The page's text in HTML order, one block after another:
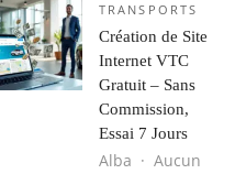
TRANSPORTS
Création de Site
Internet VTC
Gratuit – Sans
Commission,
Essai 7 Jours
Alba
Aucun